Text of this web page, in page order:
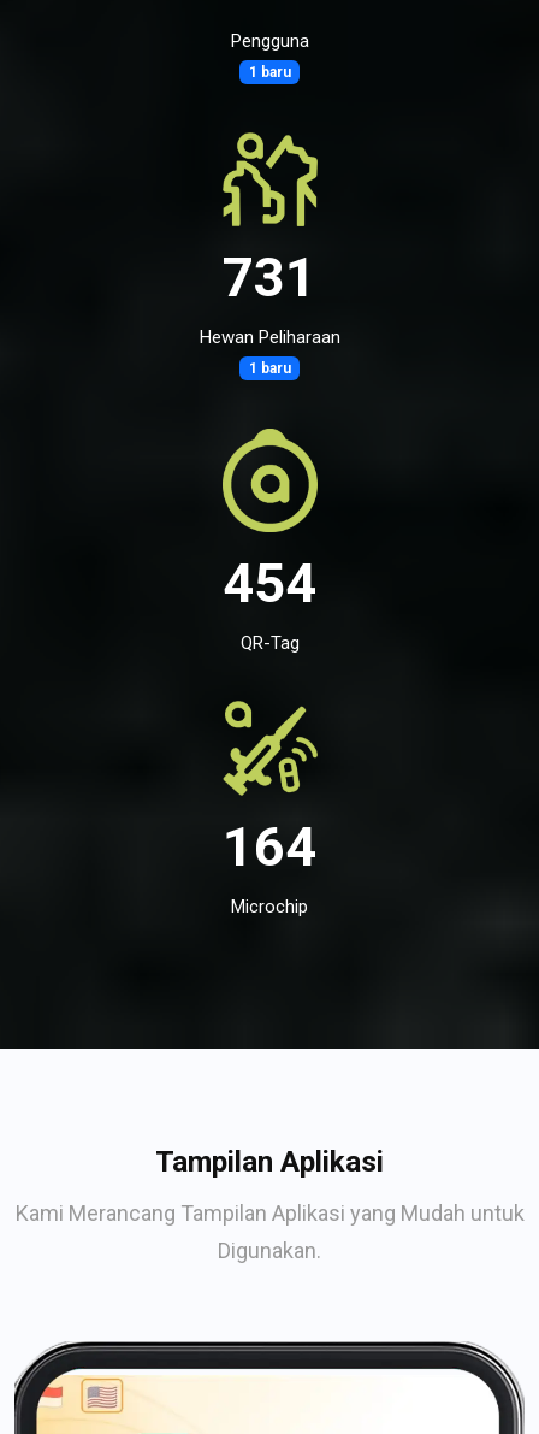
Pengguna
1 baru
731
Hewan Peliharaan
1 baru
454
QR-Tag
164
Microchip
Tampilan Aplikasi
Kami Merancang Tampilan Aplikasi yang Mudah untuk
Digunakan.